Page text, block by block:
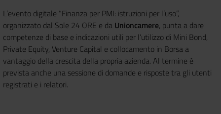
L’evento digitale “Finanza per PMI: istruzioni per l’uso”,
organizzato dal Sole 24 ORE e da Unioncamere, punta a dare
competenze di base e indicazioni utili per l’utilizzo di Mini Bond,
Private Equity, Venture Capital e collocamento in Borsa a
vantaggio della crescita della propria azienda. Al termine è
prevista anche una sessione di domande e risposte tra gli utenti
registrati e i relatori.